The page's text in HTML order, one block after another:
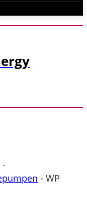
-
- WP